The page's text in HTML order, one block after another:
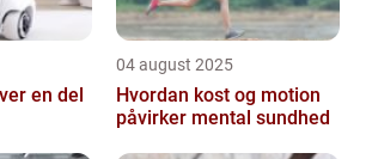
en del
04 august 2025
Hvordan kost og motion
påvirker mental sundhed